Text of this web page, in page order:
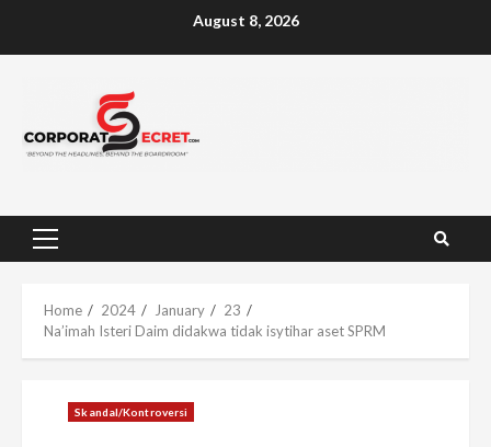
August 8, 2026
Primary
Home 2024 January
23
Na’imah Isteri Daim didakwa tidak isytihar aset SPRM
Skandal/Kontroversi